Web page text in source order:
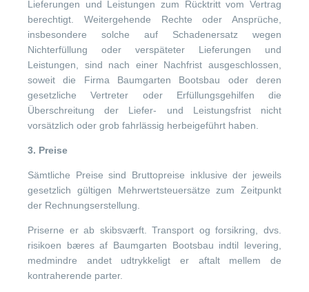
Lieferungen und Leistungen zum Rücktritt vom Vertrag
berechtigt. Weitergehende Rechte oder Ansprüche,
insbesondere solche auf Schadenersatz wegen
Nichterfüllung oder verspäteter Lieferungen und
Leistungen, sind nach einer Nachfrist ausgeschlossen,
soweit die Firma Baumgarten Bootsbau oder deren
gesetzliche Vertreter oder Erfüllungsgehilfen die
Überschreitung der Liefer- und Leistungsfrist nicht
vorsätzlich oder grob fahrlässig herbeigeführt haben.
3. Preise
Sämtliche Preise sind Bruttopreise inklusive der jeweils
gesetzlich gültigen Mehrwertsteuersätze zum Zeitpunkt
der Rechnungserstellung.
Priserne er ab skibsværft. Transport og forsikring, dvs.
risikoen bæres af Baumgarten Bootsbau indtil levering,
medmindre andet udtrykkeligt er aftalt mellem de
kontraherende parter.